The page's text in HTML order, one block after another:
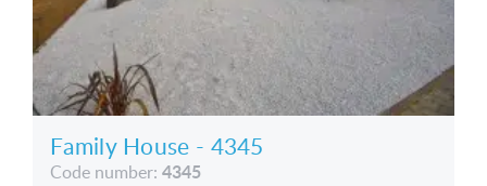
Family House - 4345
Code number: 4345